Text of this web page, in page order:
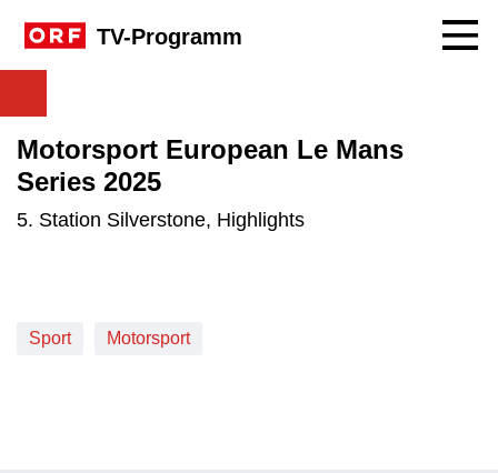
TV-Programm
Motorsport European Le Mans
Series 2025
5. Station Silverstone, Highlights
Sport Motorsport